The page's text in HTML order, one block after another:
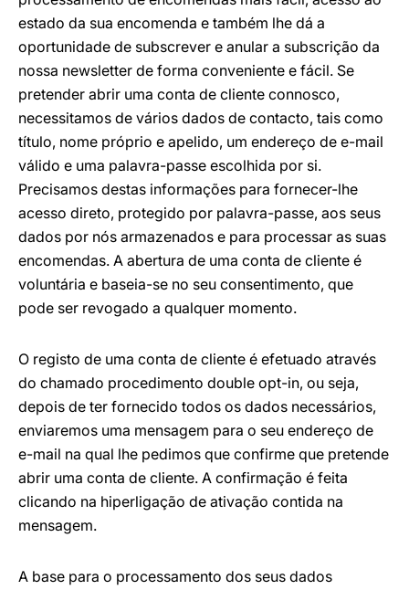
estado da sua encomenda e também lhe dá a
oportunidade de subscrever e anular a subscrição da
nossa newsletter de forma conveniente e fácil. Se
pretender abrir uma conta de cliente connosco,
necessitamos de vários dados de contacto, tais como
título, nome próprio e apelido, um endereço de e-mail
válido e uma palavra-passe escolhida por si.
Precisamos destas informações para fornecer-lhe
acesso direto, protegido por palavra-passe, aos seus
dados por nós armazenados e para processar as suas
encomendas. A abertura de uma conta de cliente é
voluntária e baseia-se no seu consentimento, que
pode ser revogado a qualquer momento.
O registo de uma conta de cliente é efetuado através
do chamado procedimento double opt-in, ou seja,
depois de ter fornecido todos os dados necessários,
enviaremos uma mensagem para o seu endereço de
e-mail na qual lhe pedimos que confirme que pretende
abrir uma conta de cliente. A confirmação é feita
clicando na hiperligação de ativação contida na
mensagem.
A base para o processamento dos seus dados